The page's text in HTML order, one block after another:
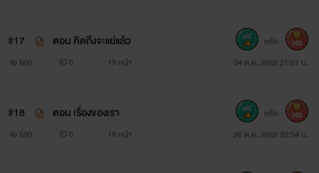
***บุคคลในรูปไม่ได้มีส่วนเกี่ยวข้องกับเนื้อหาแต่อย่างใด แต่จัด
ทำขึ้นเพื่อความบันเทิงเท่านั้น ไม่ได้มีเจตนาทำร้ายศิลปินหรือ
เนื้อหาบางส่วนอาจจะมีความรุนแรงและไม่เหมาะสม
***ไรท์ขอฝากอีกเรื่องของไรท์ไว้ด้วยนะคะ ขอบคุณทุกคนที่เข้า
#17 ตอน คิดถึงจะแย่แล้ว
506 0 19 หน้า 24 ต.ค. 2562 21:01 น.
หรือ 300
#18 ตอน เรื่องของเรา
590 0 18 หน้า 26 ต.ค. 2562 22:34 น.
หรือ 300